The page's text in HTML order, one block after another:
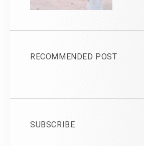
RECOMMENDED POST
SUBSCRIBE